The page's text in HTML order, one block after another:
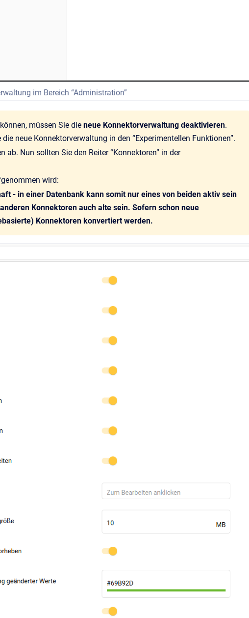
im Bereich “Administration”
müssen Sie die neue Konnektorverwaltung deaktivieren.
neue Konnektorverwaltung in den “Experimentellen Funktionen”.
ab. Nun sollten Sie den Reiter “Konnektoren” in der
wird:
- in einer Datenbank kann somit nur eines von beiden aktiv sein
Konnektoren auch alte sein. Sofern schon neue
Konnektoren konvertiert werden.